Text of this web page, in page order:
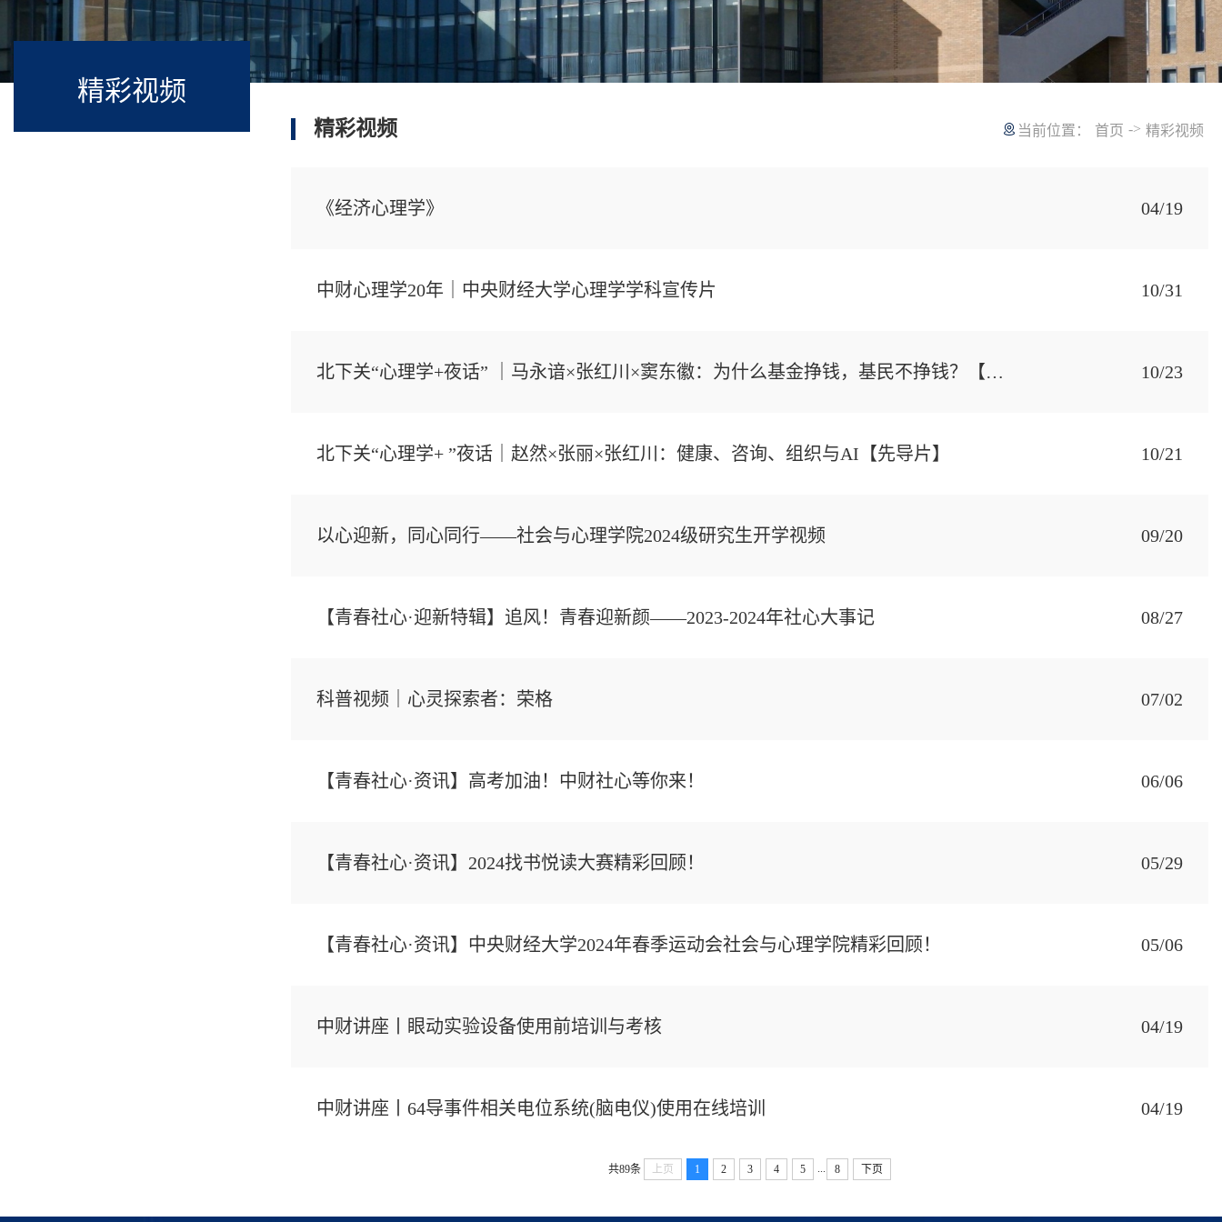
精彩视频
精彩视频 当前位置： 首页 -> 精彩视频
《经济心理学》 04/19
中财心理学20年｜中央财经大学心理学学科宣传片 10/31
北下关“心理学+夜话” ｜马永谙×张红川×窦东徽：为什么基金挣钱，基民不挣钱？【第二期先导片】 10/23
北下关“心理学+ ”夜话｜赵然×张丽×张红川：健康、咨询、组织与AI【先导片】 10/21
以心迎新，同心同行——社会与心理学院2024级研究生开学视频 09/20
【青春社心·迎新特辑】追风！青春迎新颜——2023-2024年社心大事记 08/27
科普视频｜心灵探索者：荣格 07/02
【青春社心·资讯】高考加油！中财社心等你来！ 06/06
【青春社心·资讯】2024找书悦读大赛精彩回顾！ 05/29
【青春社心·资讯】中央财经大学2024年春季运动会社会与心理学院精彩回顾！ 05/06
中财讲座丨眼动实验设备使用前培训与考核 04/19
中财讲座丨64导事件相关电位系统(脑电仪)使用在线培训 04/19
共89条 上页 1 2 3 4 5 ... 8 下页